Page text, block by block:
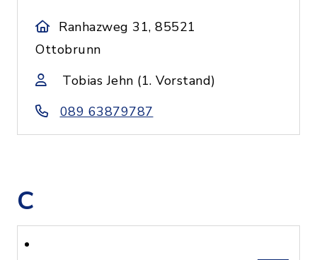
Ranhazweg 31, 85521
Ottobrunn
Tobias Jehn (1. Vorstand)
089 63879787
C